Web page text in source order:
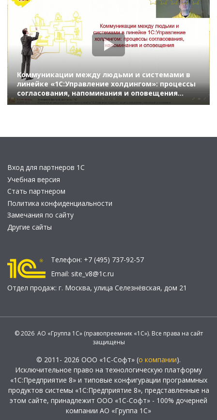
Коммуникации между людьми и системами в
линейке «1С:Управление холдингом»: процессы
согласования, напоминания и оповещения
(Бизнес-форум 1С:ERP онлайн 17 ноября 2021 г.,
Вход для партнеров 1С
Учебная версия
Стать партнером
Политика конфиденциальности
Замечания по сайту
Другие сайты
Телефон: +7 (495) 737-92-57
Email: site_v8@1c.ru
Отдел продаж: г. Москва, улица Селезнёвская, дом 21
© 2026 АО «Группа 1С» (правопреемник «1С»). Все права на сайт
защищены
© 2011- 2026 ООО «1С-Софт» (о компании).
Исключительное право на технологическую платформу
«1С:Предприятие 8» и типовые конфигурации программных
продуктов системы «1С:Предприятие 8», представленные на
этом сайте, принадлежит ООО «1С-Софт» - 100% дочерней
компании АО «Группа 1С»